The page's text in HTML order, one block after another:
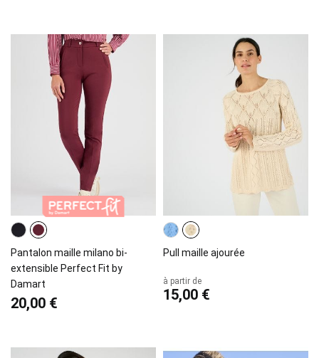
Pantalon maille milano bi-
extensible Perfect Fit by
Damart
20,00 €
Pull maille ajourée
à partir de
15,00 €